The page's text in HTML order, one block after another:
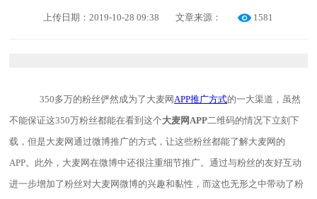
上传日期：2019-10-28 09:38 文章来源： 1581
350多万的粉丝俨然成为了大麦网APP推广方式的一大渠道，虽然
不能保证这350万粉丝都能在看到这个大麦网APP二维码的情况下立刻下
载，但是大麦网通过微博推广的方式，让这些粉丝都能了解大麦网的
APP。此外，大麦网在微博中还很注重细节推广。通过与粉丝的友好互动
进一步增加了粉丝对大麦网微博的兴趣和黏性，而这也无形之中带动了粉